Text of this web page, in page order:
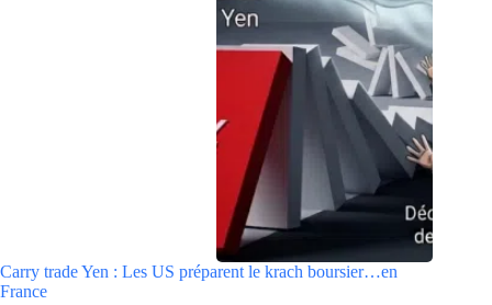
Carry trade Yen : Les US préparent le krach boursier…en
France